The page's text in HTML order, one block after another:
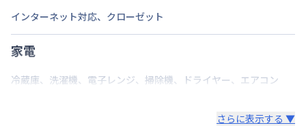
インターネット対応、 クローゼット
家電
冷蔵庫、 洗濯機、 電子レンジ、 掃除機、 ドライヤー、 エアコン
さらに表示する ▼